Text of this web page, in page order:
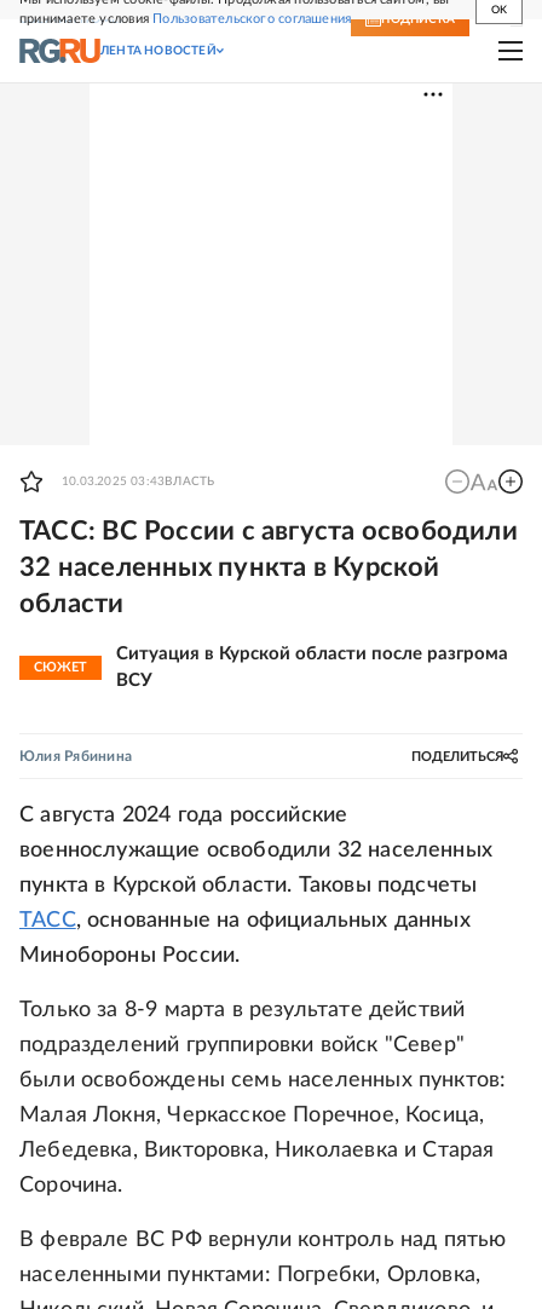
принимаете условия Пользовательского соглашения
OK
СВЕЖИЙ НОМЕР ПОДПИСКА
ЛЕНТА НОВОСТЕЙ
10.03.2025 03:43 ВЛАСТЬ
ТАСС: ВС России с августа освободили
32 населенных пункта в Курской
области
СЮЖЕТ
Ситуация в Курской области после разгрома
ВСУ
Юлия Рябинина ПОДЕЛИТЬСЯ
С августа 2024 года российские
военнослужащие освободили 32 населенных
пункта в Курской области. Таковы подсчеты
ТАСС, основанные на официальных данных
Минобороны России.
Только за 8-9 марта в результате действий
подразделений группировки войск "Север"
были освобождены семь населенных пунктов:
Малая Локня, Черкасское Поречное, Косица,
Лебедевка, Викторовка, Николаевка и Старая
Сорочина.
В феврале ВС РФ вернули контроль над пятью
населенными пунктами: Погребки, Орловка,